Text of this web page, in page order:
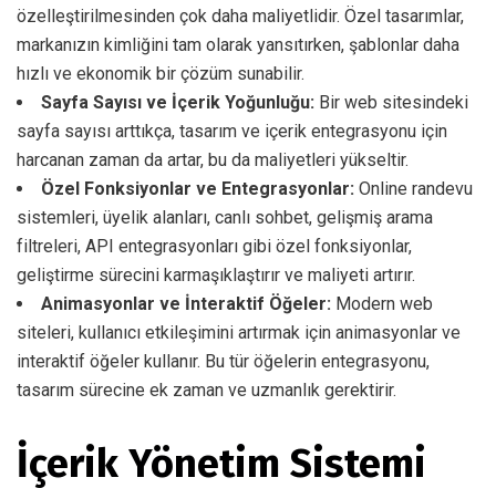
özelleştirilmesinden çok daha maliyetlidir. Özel tasarımlar,
markanızın kimliğini tam olarak yansıtırken, şablonlar daha
hızlı ve ekonomik bir çözüm sunabilir.
Sayfa Sayısı ve İçerik Yoğunluğu: Bir web sitesindeki
sayfa sayısı arttıkça, tasarım ve içerik entegrasyonu için
harcanan zaman da artar, bu da maliyetleri yükseltir.
Özel Fonksiyonlar ve Entegrasyonlar: Online randevu
sistemleri, üyelik alanları, canlı sohbet, gelişmiş arama
filtreleri, API entegrasyonları gibi özel fonksiyonlar,
geliştirme sürecini karmaşıklaştırır ve maliyeti artırır.
Animasyonlar ve İnteraktif Öğeler: Modern web
siteleri, kullanıcı etkileşimini artırmak için animasyonlar ve
interaktif öğeler kullanır. Bu tür öğelerin entegrasyonu,
tasarım sürecine ek zaman ve uzmanlık gerektirir.
İçerik Yönetim Sistemi